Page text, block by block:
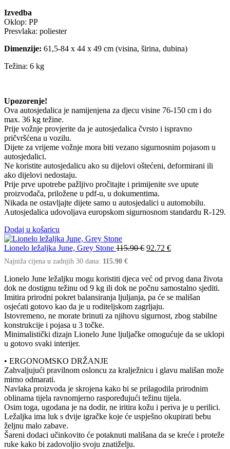
Izvedba
Oklop: PP
Presvlaka: poliester
Dimenzije: 61,5-84 x 44 x 49 cm (visina, širina, dubina)
Težina: 6 kg
Upozorenje!
Ova autosjedalica je namijenjena za djecu visine 76-150 cm i do
max. 36 kg težine.
Prije vožnje provjerite da je autosjedalica čvrsto i ispravno
pričvršćena u vozilu.
Dijete za vrijeme vožnje mora biti vezano sigurnosnim pojasom u
autosjedalici.
Ne koristite autosjedalicu ako su dijelovi oštećeni, deformirani ili
ako dijelovi nedostaju.
Prije prve upotrebe pažljivo pročitajte i primijenite sve upute
proizvođača, priložene u pdf-u, u dokumentima.
Nikada ne ostavljajte dijete samo u autosjedalici u automobilu.
Autosjedalica udovoljava europskom sigurnosnom standardu R-129.
Dodaj u košaricu
Lionelo ležaljka June, Grey Stone 115.90€ 92.72 €
Najniža cijena u zadnjih 30 dana: 115.90 €
Lionelo June ležaljku mogu koristiti djeca već od prvog dana života
dok ne dostignu težinu od 9 kg ili dok ne počnu samostalno sjediti.
Imitira prirodni pokret balansiranja ljuljanja, pa će se mališan
osjećati gotovo kao da je u roditeljskom zagrljaju.
Istovremeno, ne morate brinuti za njihovu sigurnost, zbog stabilne
konstrukcije i pojasa u 3 točke.
Minimalistički dizajn Lionelo June ljuljačke omogućuje da se uklopi
u gotovo svaki interijer.
• ERGONOMSKO DRŽANJE
Zahvaljujući pravilnom osloncu za kralježnicu i glavu mališan može
mirno odmarati.
Navlaka proizvoda je skrojena kako bi se prilagodila prirodnim
oblinama tijela ravnomjerno raspoređujući težinu tijela.
Osim toga, ugodana je na dodir, ne iritira kožu i periva je u perilici.
Ležaljka ima luk s dvije igračke koje će uspješno okupirati bebu
željnu malo zabave.
Šareni dodaci učinkovito će potaknuti mališana da se kreće i proteže
ruke kako bi zadovoljio svoju znatiželju.